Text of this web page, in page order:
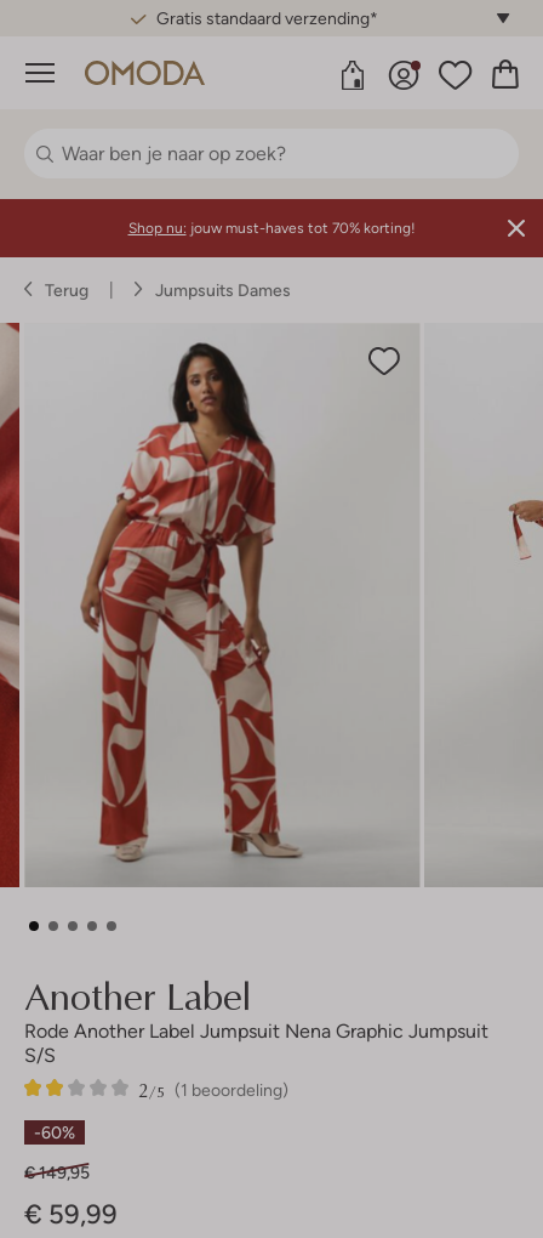
Gratis standaard verzending*
Menu
Shop nu: jouw must-haves tot 70% korting!
Terug Jumpsuits Dames
Another Label
Rode Another Label Jumpsuit Nena Graphic Jumpsuit
S/s
(1 beoordeling)
2/5
1
2
Sterren
-60%
€ 149,95
€ 59,99